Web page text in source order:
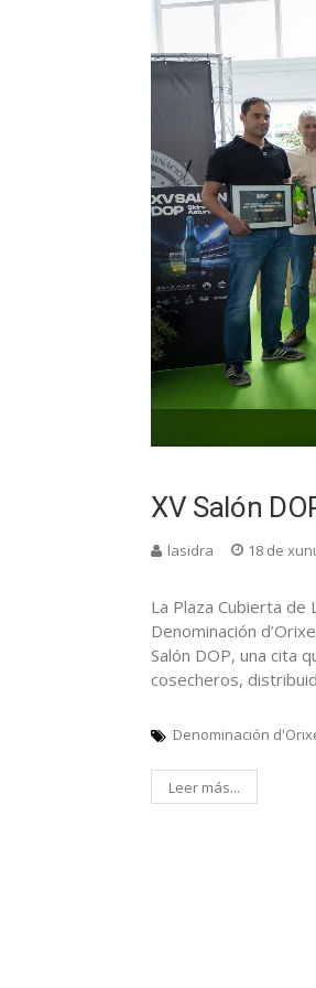
XV Salón
lasidra 18 de
La Plaza Cubierta
Denominación
Salón DOP, una cita
cosecheros,
Denominación
Leer más...